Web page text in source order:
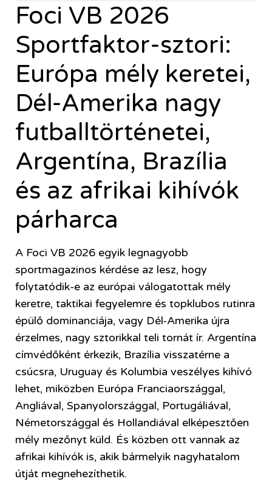
Foci VB 2026
Sportfaktor-sztori:
Európa mély keretei,
Dél-Amerika nagy
futballtörténetei,
Argentína, Brazília
és az afrikai kihívók
párharca
A Foci VB 2026 egyik legnagyobb
sportmagazinos kérdése az lesz, hogy
folytatódik-e az európai válogatottak mély
keretre, taktikai fegyelemre és topklubos rutinra
épülő dominanciája, vagy Dél-Amerika újra
érzelmes, nagy sztorikkal teli tornát ír. Argentína
címvédőként érkezik, Brazília visszatérne a
csúcsra, Uruguay és Kolumbia veszélyes kihívó
lehet, miközben Európa Franciaországgal,
Angliával, Spanyolországgal, Portugáliával,
Németországgal és Hollandiával elképesztően
mély mezőnyt küld. És közben ott vannak az
afrikai kihívók is, akik bármelyik nagyhatalom
útját megnehezíthetik.